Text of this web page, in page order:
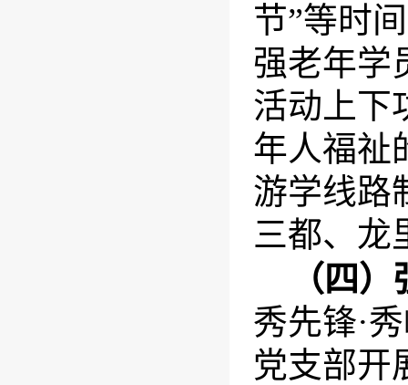
节”等时
强老年学
活动上下
年人福祉
游学线路
三都、龙
（四
秀先锋·
党支部开